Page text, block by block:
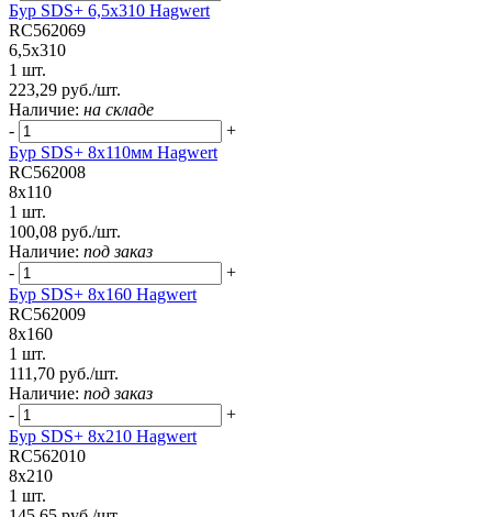
Бур SDS+ 6,5х310 Hagwert
RC562069
6,5x310
1 шт.
223,29 руб./шт.
Наличие: на складе
-
+
Бур SDS+ 8х110мм Hagwert
RC562008
8x110
1 шт.
100,08 руб./шт.
Наличие: под заказ
-
+
Бур SDS+ 8х160 Hagwert
RC562009
8x160
1 шт.
111,70 руб./шт.
Наличие: под заказ
-
+
Бур SDS+ 8х210 Hagwert
RC562010
8x210
1 шт.